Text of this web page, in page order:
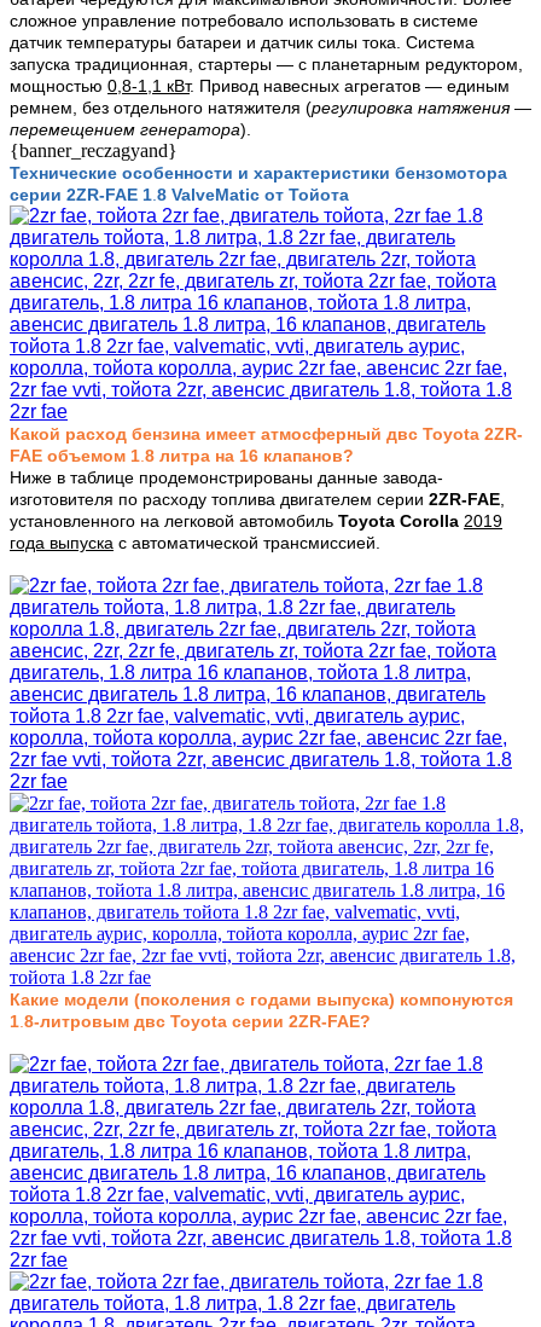
сложное управление потребовало использовать в системе
датчик температуры батареи и датчик силы тока. Система
запуска традиционная, стартеры — с планетарным редуктором,
мощностью 0,8-1,1 кВт. Привод навесных агрегатов — единым
ремнем, без отдельного натяжителя (регулировка натяжения —
перемещением генератора).
{banner_reczagyand}
Технические особенности и характеристики бензомотора
серии 2ZR-FAE 1 8 ValveMatic от Тойота
Какой расход бензина имеет атмосферный двс Toyota 2ZR-
FAE объемом 1 8 литра на 16 клапанов?
Ниже в таблице продемонстрированы данные завода-
изготовителя по расходу топлива двигателем серии 2ZR-FAE
установленного на легковой автомобиль Toyota Corolla 2019
года выпуска с автоматической трансмиссией.
Какие модели (поколения с годами выпуска) компонуются
1 8-литровым двс Toyota серии 2ZR-FAE?